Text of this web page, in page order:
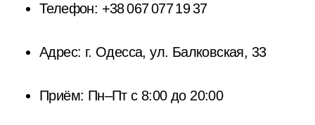
Телефон: +38 067 077 19 37
Адрес: г. Одесса, ул. Балковская, 33
Приём: Пн–Пт с 8:00 до 20:00